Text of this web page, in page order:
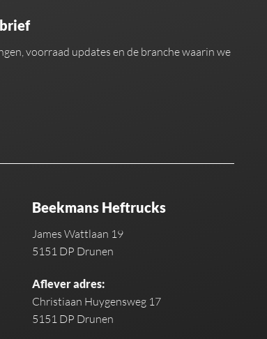
voorraad updates en de branche waarin we
Beekmans Heftrucks
James Wattlaan 19
5151 DP Drunen
Aflever adres:
Christiaan Huygensweg 17
5151 DP Drunen